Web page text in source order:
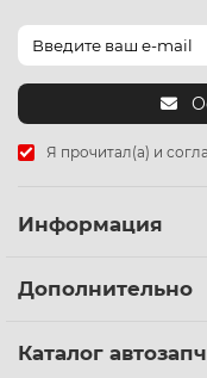
Я прочитал(а) и
Информация
Дополнительно
Каталог